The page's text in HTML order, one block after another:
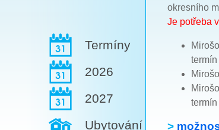
Termíny
2026
2027
Ubytování
okresního
Je potřeba
>